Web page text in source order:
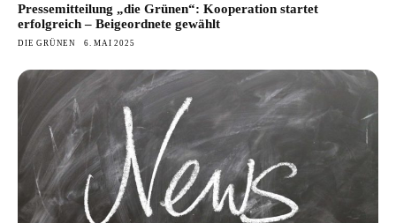
Pressemitteilung „die Grünen“: Kooperation startet
erfolgreich – Beigeordnete gewählt
DIE GRÜNEN 6. MAI 2025